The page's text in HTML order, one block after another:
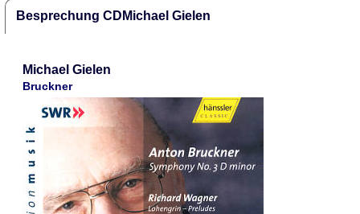
Besprechung CDMichael Gielen
Michael Gielen
Bruckner